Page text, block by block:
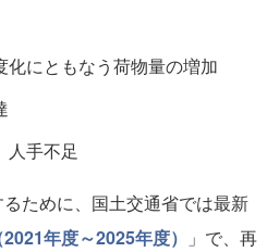
にともなう荷物量の増加
人手不足
ために、国土交通省では最新
年度～2025年度）
」で、再